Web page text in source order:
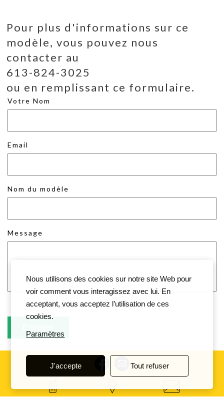
Pour plus d'informations sur ce
modèle, vous pouvez nous
contacter au
613-824-3025
ou en remplissant ce formulaire.
Votre Nom
Email
Nom du modèle
Message
Nous utilisons des cookies sur notre site Web pour
voir comment vous interagissez avec lui. En
acceptant, vous acceptez l’utilisation de ces
cookies.
Paramètres
J'accepte Tout refuser